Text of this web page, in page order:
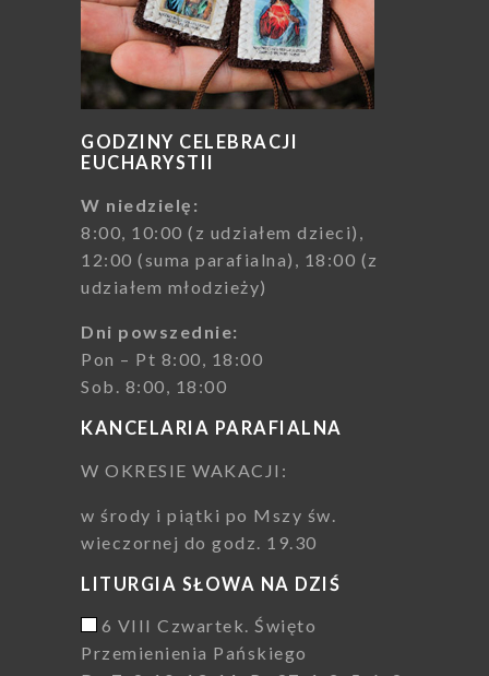
GODZINY CELEBRACJI
EUCHARYSTII
W niedzielę:
8:00, 10:00 (z udziałem dzieci),
12:00 (suma parafialna), 18:00 (z
udziałem młodzieży)
Dni powszednie:
Pon – Pt 8:00, 18:00
Sob. 8:00, 18:00
KANCELARIA PARAFIALNA
W OKRESIE WAKACJI:
w środy i piątki po Mszy św.
wieczornej do godz. 19.30
LITURGIA SŁOWA NA DZIŚ
6 VIII Czwartek. Święto
Przemienienia Pańskiego